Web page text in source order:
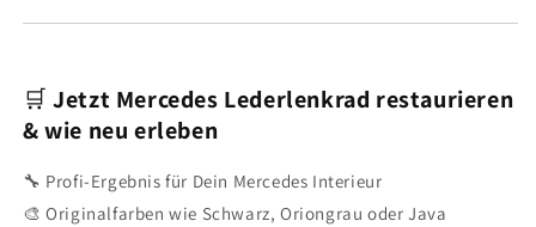
🛒Jetzt Mercedes Lederlenkrad restaurieren
& wie neu erleben
🔧 Profi-Ergebnis für Dein Mercedes Interieur
🎨 Originalfarben wie Schwarz, Oriongrau oder Java